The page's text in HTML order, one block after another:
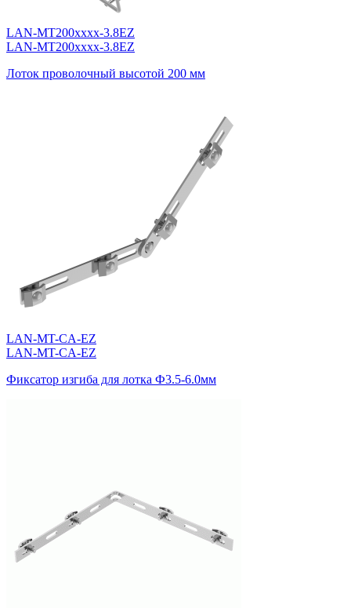
LAN-MT200xxxx-3.8EZ
LAN-MT200xxxx-3.8EZ
Лоток проволочный высотой 200 мм
LAN-MT-CA-EZ
LAN-MT-CA-EZ
Фиксатор изгиба для лотка Ф3.5-6.0мм